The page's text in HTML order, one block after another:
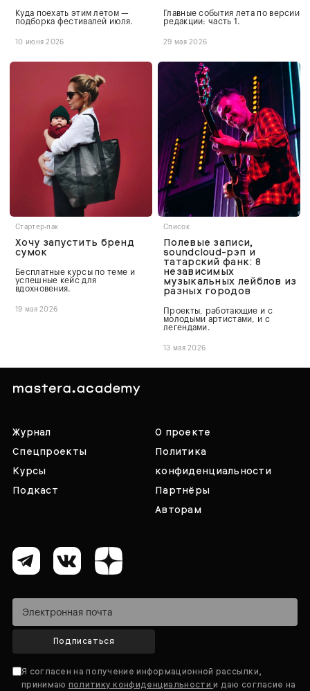
Куда поехать этим летом —
подборка фестивалей июля.
10 июня 2026
Главные события лета по версии
редакции: часть 1.
29 мая 2026
Стартер-пак
Хочу запустить бренд
сумок
Бесплатные курсы по теме и
успешные кейс для
вдохновения.
19 мая 2026
Список
Полевые записи,
soundcloud-рэп и
татарский фанк: 8
независимых
музыкальных лейблов из
разных городов
Проекты, работающие и с
молодыми артистами, и с
легендами.
13 мая 2026
Журнал
Спецпроекты
Курсы
Подкаст
О проекте
Политика
конфиденциальности
Партнёры
Авторам
Подписаться
Я согласен на получение информационной рассылки,
принимаю политику конфиденциальностии даю согласие на